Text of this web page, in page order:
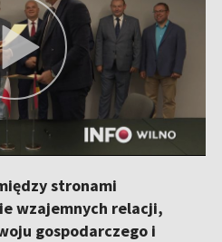
stronami
wzajemnych relacji,
gospodarczego i